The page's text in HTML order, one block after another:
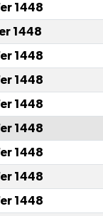
1448
1448
1448
1448
1448
1448
1448
1448
1448